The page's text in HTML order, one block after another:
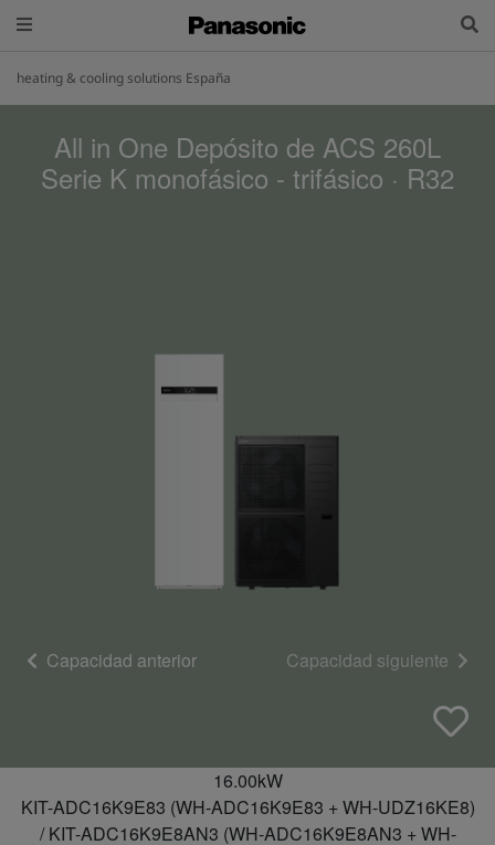
heating & cooling solutions España
All in One Depósito de ACS 260L
Serie K monofásico - trifásico · R32
Capacidad anterior Capacidad siguiente
16.00kW
KIT-ADC16K9E83 (WH-ADC16K9E83 + WH-UDZ16KE8)
/ KIT-ADC16K9E8AN3 (WH-ADC16K9E8AN3 + WH-